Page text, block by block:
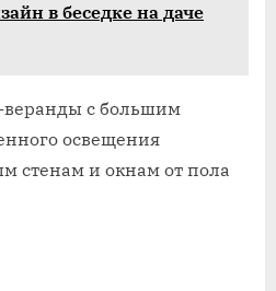
в беседке на даче
с большим
освещения
стенам и окнам от пола